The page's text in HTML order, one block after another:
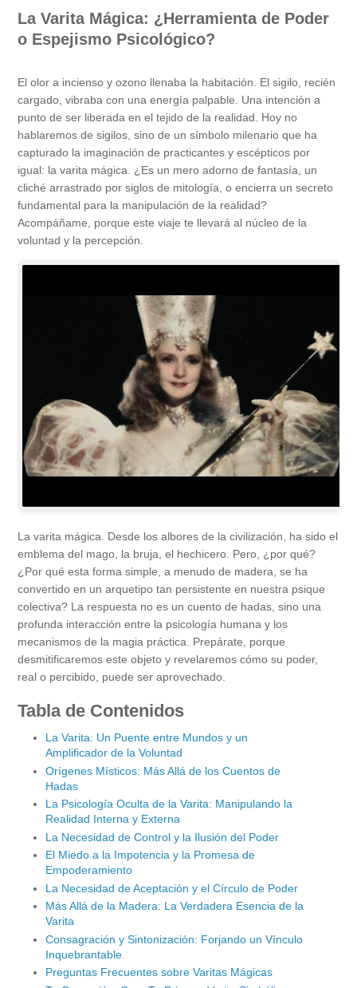
La Varita Mágica: ¿Herramienta de Poder
o Espejismo Psicológico?
El olor a incienso y ozono llenaba la habitación. El sigilo, recién
cargado, vibraba con una energía palpable. Una intención a
punto de ser liberada en el tejido de la realidad. Hoy no
hablaremos de sigilos, sino de un símbolo milenario que ha
capturado la imaginación de practicantes y escépticos por
igual: la varita mágica. ¿Es un mero adorno de fantasía, un
cliché arrastrado por siglos de mitología, o encierra un secreto
fundamental para la manipulación de la realidad?
Acompáñame, porque este viaje te llevará al núcleo de la
voluntad y la percepción.
La varita mágica. Desde los albores de la civilización, ha sido el
emblema del mago, la bruja, el hechicero. Pero, ¿por qué?
¿Por qué esta forma simple, a menudo de madera, se ha
convertido en un arquetipo tan persistente en nuestra psique
colectiva? La respuesta no es un cuento de hadas, sino una
profunda interacción entre la psicología humana y los
mecanismos de la magia práctica. Prepárate, porque
desmitificaremos este objeto y revelaremos cómo su poder,
real o percibido, puede ser aprovechado.
Tabla de Contenidos
La Varita: Un Puente entre Mundos y un
Amplificador de la Voluntad
Orígenes Místicos: Más Allá de los Cuentos de
Hadas
La Psicología Oculta de la Varita: Manipulando la
Realidad Interna y Externa
La Necesidad de Control y la Ilusión del Poder
El Miedo a la Impotencia y la Promesa de
Empoderamiento
La Necesidad de Aceptación y el Círculo de Poder
Más Allá de la Madera: La Verdadera Esencia de la
Varita
Consagración y Sintonización: Forjando un Vínculo
Inquebrantable
Preguntas Frecuentes sobre Varitas Mágicas